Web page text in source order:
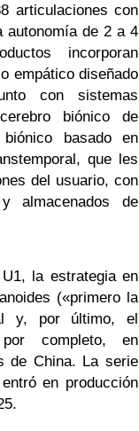
articulaciones con
autonomía de 2 a 4
incorporan
empático diseñado
con sistemas
biónico de
basado en
que les
del usuario, con
almacenados de
la estrategia en
(«primero la
y, por último, el
completo, en
de China. La serie
en producción